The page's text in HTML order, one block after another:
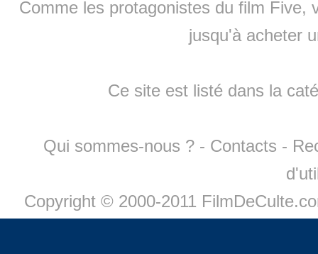
Comme les protagonistes du film Five,
jusqu'à acheter
Ce site est listé dans la
Qui sommes-nous ? - Contacts -
Copyright © 2000-2011